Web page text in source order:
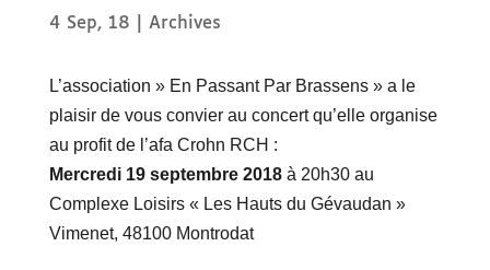
4 Sep, 18 Archives
L’association » En Passant Par Brassens » a le
plaisir de vous convier au concert qu’elle organise
au profit de l’afa Crohn RCH :
Mercredi 19 septembre 2018à 20h30 au
Complexe Loisirs « Les Hauts du Gévaudan »
Vimenet, 48100 Montrodat